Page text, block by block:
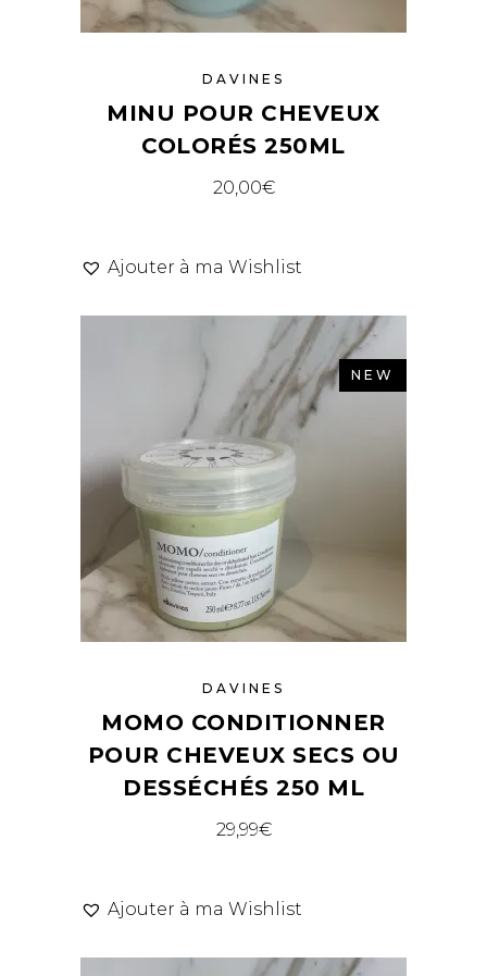
DAVINES
MINU POUR CHEVEUX
COLORÉS 250ML
20,00€
Ajouter à ma Wishlist
NEW
DAVINES
MOMO CONDITIONNER
POUR CHEVEUX SECS OU
DESSÉCHÉS 250 ML
29,99€
Ajouter à ma Wishlist